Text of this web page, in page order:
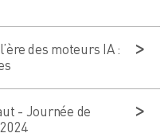
des moteurs IA :
- Journée de